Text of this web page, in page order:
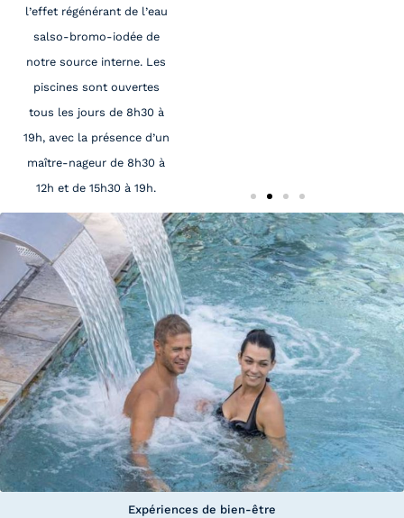
l’effet régénérant de l’eau
salso-bromo-iodée de
notre source interne. Les
piscines sont ouvertes
tous les jours de 8h30 à
19h, avec la présence d’un
maître-nageur de 8h30 à
12h et de 15h30 à 19h.
Expériences de bien-être